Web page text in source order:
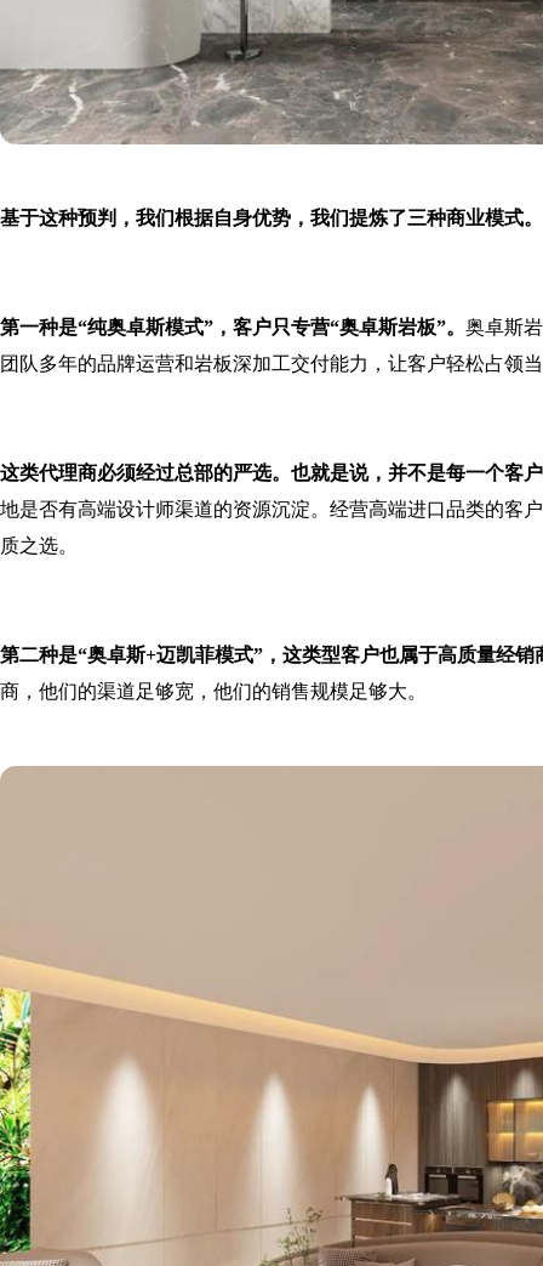
基于这种预判，我们根据自身优势，我们提炼了三种商业模式。
第一种是“纯奥卓斯模式”，客户只专营“奥卓斯岩板”。 奥卓斯
团队多年的品牌运营和岩板深加工交付能力，让客户轻松占领
这类代理商必须经过总部的严选。也就是说，并不是每一个客
地是否有高端设计师渠道的资源沉淀。经营高端进口品类的客
质之选。
第二种是“奥卓斯+迈凯菲模式”，这类型客户也属于高质量经销
商，他们的渠道足够宽，他们的销售规模足够大。